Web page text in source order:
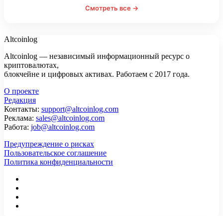
Смотреть все →
Altcoinlog
Altcoinlog — независимый информационный ресурс о
криптовалютах,
блокчейне и цифровых активах. Работаем с 2017 года.
О проекте
Редакция
Контакты: support@altcoinlog.com
Реклама: sales@altcoinlog.com
Работа: job@altcoinlog.com
Предупреждение о рисках
Пользовательское соглашение
Политика конфиденциальности